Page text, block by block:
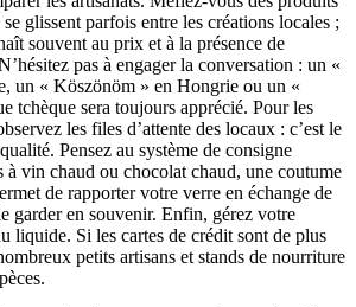
glissent parfois entre les créations locales ;
souvent au prix et à la présence de
pas à engager la conversation : un «
un « Köszönöm » en Hongrie ou un «
tchèque sera toujours apprécié. Pour les
les files d’attente des locaux : c’est le
Pensez au système de consigne
à vin chaud ou chocolat chaud, une coutume
de rapporter votre verre en échange de
garder en souvenir. Enfin, gérez votre
liquide. Si les cartes de crédit sont de plus
petits artisans et stands de nourriture